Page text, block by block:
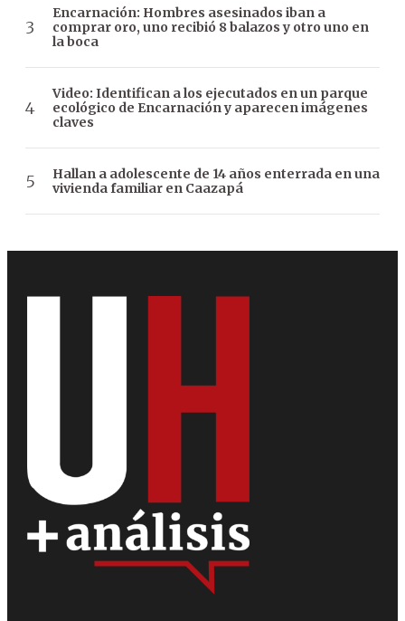
Encarnación: Hombres asesinados iban a
comprar oro, uno recibió 8 balazos y otro uno en
la boca
Video: Identifican a los ejecutados en un parque
ecológico de Encarnación y aparecen imágenes
claves
Hallan a adolescente de 14 años enterrada en una
vivienda familiar en Caazapá